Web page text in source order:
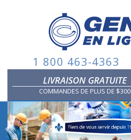
1 800 463-4363
LIVRAISON GRATUITE
COMMANDES DE PLUS DE $300
Previous